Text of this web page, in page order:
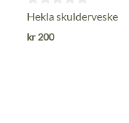
0
ut
Hekla skulderveske
kr 200